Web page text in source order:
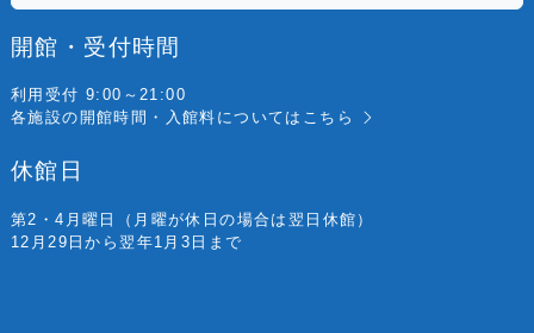
開館・受付時間
利用受付 9:00～21:00
各施設の開館時間・入館料については こちら
休館日
第2・4月曜日
（月曜が休日の場合は翌日休館）
12月29日から翌年1月3日まで